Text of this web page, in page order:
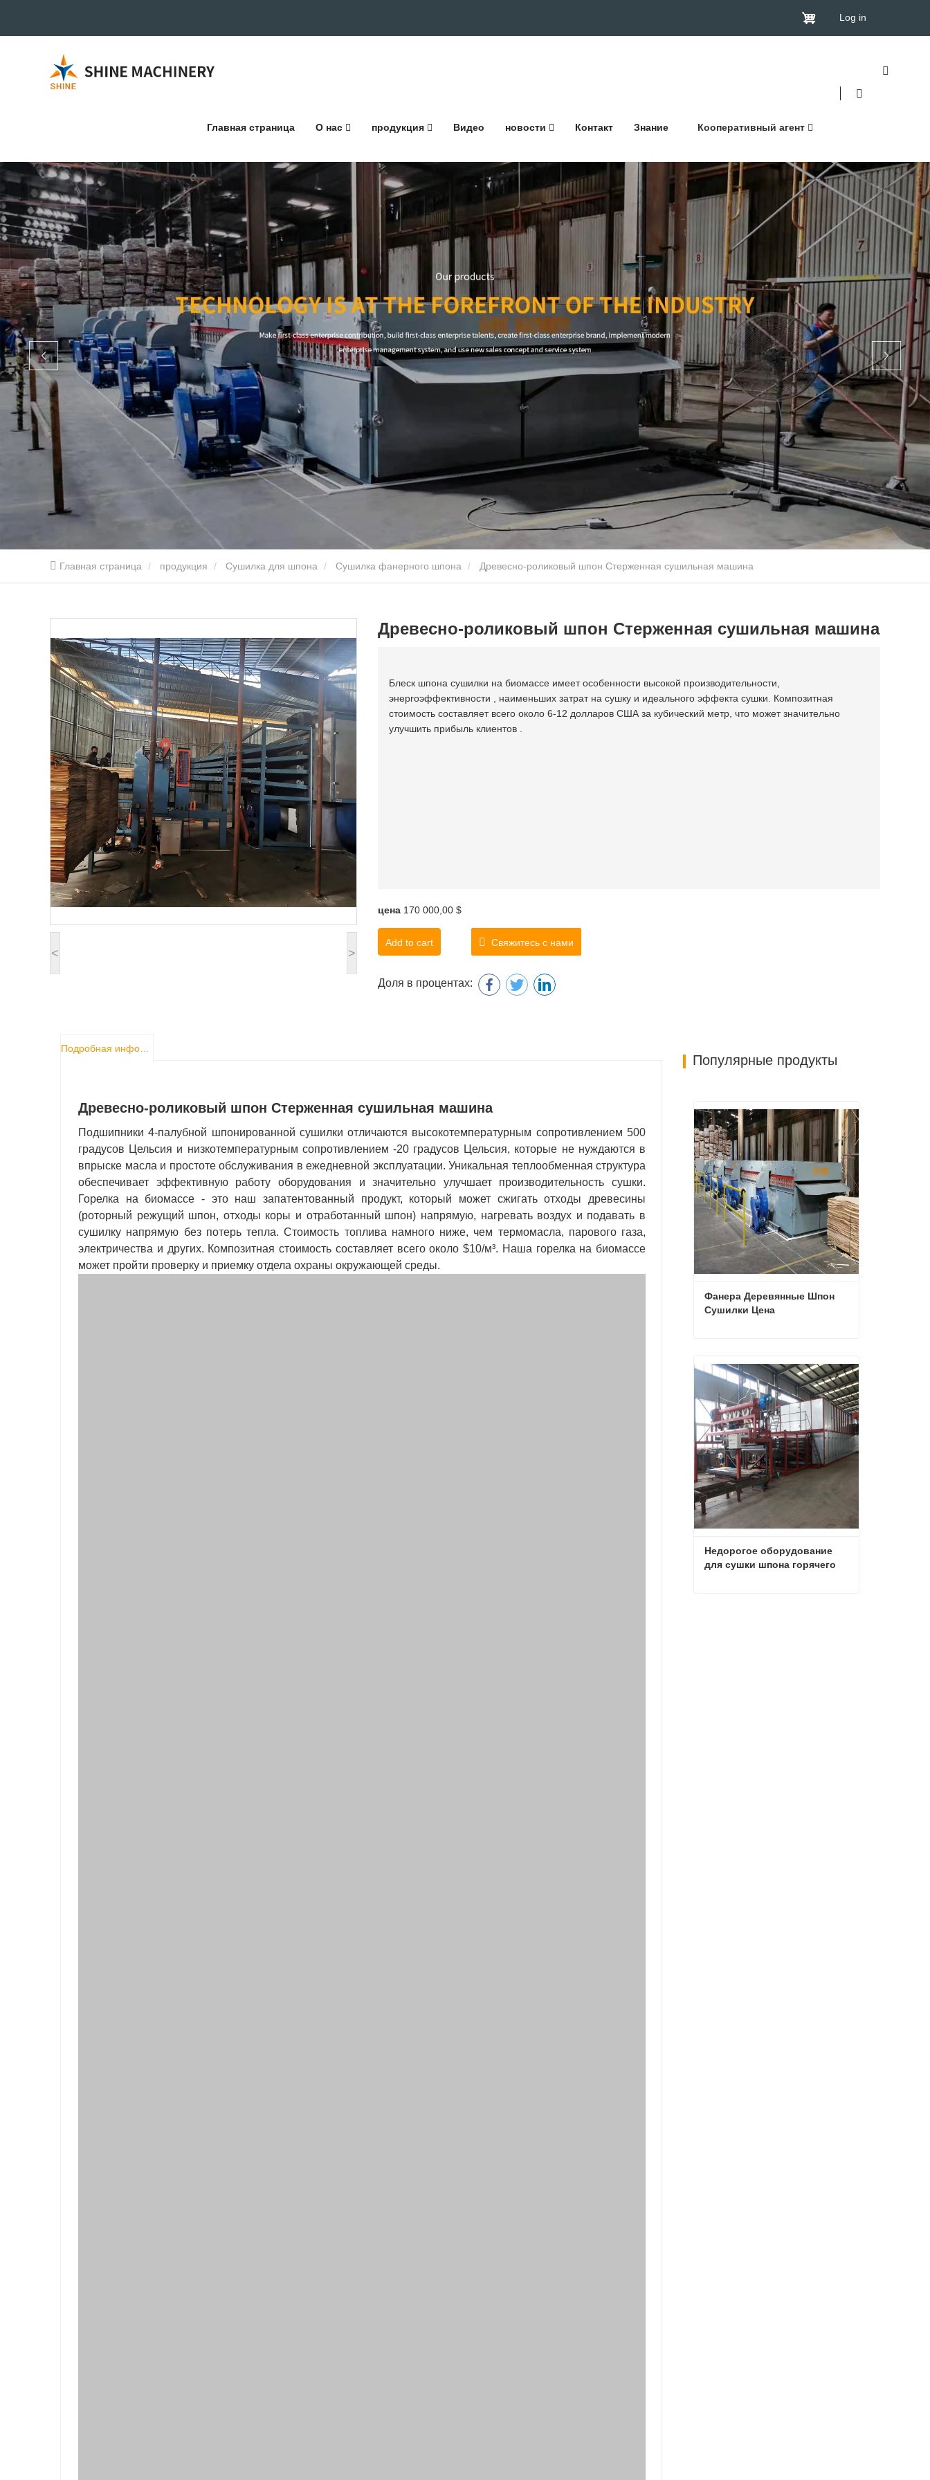
Log in
Главная страница О нас продукция Видео новости Контакт Знание Кооперативный агент
Главная страница продукция Сушилка для шпона Сушилка фанерного шпона Древесно-роликовый шпон Стерженная сушильная машина
< >
Древесно-роликовый шпон Стерженная сушильная машина
Блеск шпона сушилки на биомассе имеет особенности высокой производительности,
энергоэффективности , наименьших затрат на сушку и идеального эффекта сушки. Композитная
стоимость составляет всего около 6-12 долларов США за кубический метр, что может значительно
улучшить прибыль клиентов .
цена 170 000,00 $
Add to cart Свяжитесь с нами
Доля в процентах:
Подробная информация о продукте
Древесно-роликовый шпон Стерженная сушильная машина
Подшипники 4-палубной шпонированной сушилки отличаются высокотемпературным сопротивлением 500
градусов Цельсия и низкотемпературным сопротивлением -20 градусов Цельсия, которые не нуждаются в
впрыске масла и простоте обслуживания в ежедневной эксплуатации. Уникальная теплообменная структура
обеспечивает эффективную работу оборудования и значительно улучшает производительность сушки.
Горелка на биомассе - это наш запатентованный продукт, который может сжигать отходы древесины
(роторный режущий шпон, отходы коры и отработанный шпон) напрямую, нагревать воздух и подавать в
сушилку напрямую без потерь тепла. Стоимость топлива намного ниже, чем термомасла, парового газа,
электричества и других. Композитная стоимость составляет всего около $10/м³. Наша горелка на биомассе
может пройти проверку и приемку отдела охраны окружающей среды.
Популярные продукты
Фанера Деревянные Шпон
Сушилки Цена
Свяжитесь с нами
Недорогое оборудование
для сушки шпона горячего